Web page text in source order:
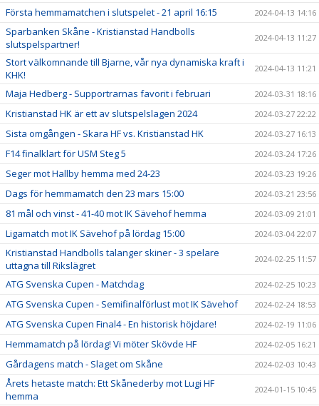
Första hemmamatchen i slutspelet - 21 april 16:15 2024-04-13 14:16
Sparbanken Skåne - Kristianstad Handbolls
slutspelspartner!
2024-04-13 11:27
Stort välkomnande till Bjarne, vår nya dynamiska kraft i
KHK!
2024-04-13 11:21
Maja Hedberg - Supportrarnas favorit i februari 2024-03-31 18:16
Kristianstad HK är ett av slutspelslagen 2024 2024-03-27 22:22
Sista omgången - Skara HF vs. Kristianstad HK 2024-03-27 16:13
F14 finalklart för USM Steg 5 2024-03-24 17:26
Seger mot Hallby hemma med 24-23 2024-03-23 19:26
Dags för hemmamatch den 23 mars 15:00 2024-03-21 23:56
81 mål och vinst - 41-40 mot IK Sävehof hemma 2024-03-09 21:01
Ligamatch mot IK Sävehof på lördag 15:00 2024-03-04 22:07
Kristianstad Handbolls talanger skiner - 3 spelare
uttagna till Rikslägret
2024-02-25 11:57
ATG Svenska Cupen - Matchdag 2024-02-25 10:23
ATG Svenska Cupen - Semifinalförlust mot IK Sävehof 2024-02-24 18:53
ATG Svenska Cupen Final4 - En historisk höjdare! 2024-02-19 11:06
Hemmamatch på lördag! Vi möter Skövde HF 2024-02-05 16:21
Gårdagens match - Slaget om Skåne 2024-02-03 10:43
Årets hetaste match: Ett Skånederby mot Lugi HF
hemma
2024-01-15 10:45